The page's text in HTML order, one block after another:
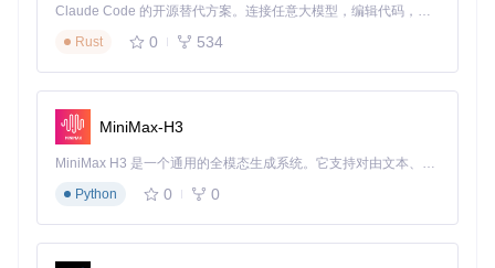
sudo
rocminfo | grep -A 10
构建与运行示例程序：释放新硬件算力
Claude Code 的开源替代方案。连接任意大模型，编辑代码，运行命令，自动验证 — 全自动执行。用 Rust 构建，极致性能。 ｜ An open-source alternative to Claude Code. Connect any LLM, edit code, run commands, and verify changes — autonomously. Built in Rust for speed. Get Started
Rust
0 534
MiniMax-H3
MiniMax H3 是一个通用的全模态生成系统。它支持对由文本、图像、视频和音频组成的多模态上下文进行统一理解，并能生成分辨率高达 2K、时长可达 15 秒的带原生立体声音频的视频。得益于面向任务泛化的系统设计，H3 在预训练阶段就已具备广泛的多模态上下文理解与生成能力，能够出色地执行复杂的多模态指令。
Python
0 0